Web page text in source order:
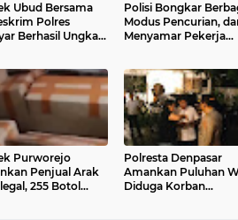
Ubud Bersama
Polres
Berhasil Ungkap
Polisi Bongkar
Modus Pencurian,
Menyamar Pekerja
Purworejo
Penjual Arak
255 Botol
Polresta Denpasar
Amankan Puluhan
Diduga Korban